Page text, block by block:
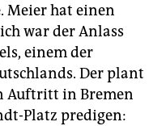
Meier hat einen
war der Anlass
einem der
Der plant
Auftritt in Bremen
Platz predigen: